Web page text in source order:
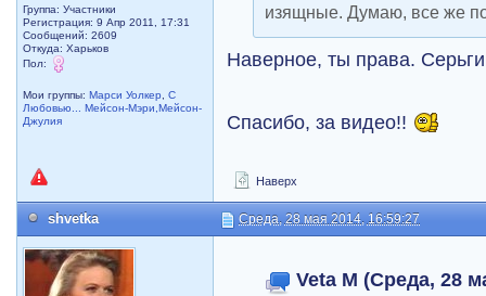
Группа: Участники
Регистрация: 9 Апр 2011, 17:31
Сообщений: 2609
Откуда: Харьков
Пол:
Мои группы:Марси Уолкер ,С
Любовью... Мейсон-Мэри,Мейсон-
Джулия
изящные. Думаю, все же
Наверное, ты права.
Спасибо, за видео!!
Наверх
shvetka Среда, 28 мая 2014, 16:59:27
Veta M (Среда, 28